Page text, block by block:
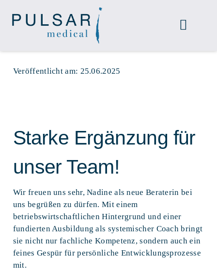
Inhalt
Toggle
kontakt
Veröffentlicht am: 25.06.2025
Starke Ergänzung für
unser Team!
Wir freuen uns sehr, Nadine als neue Beraterin bei
uns begrüßen zu dürfen. Mit einem
betriebswirtschaftlichen Hintergrund und einer
fundierten Ausbildung als systemischer Coach bringt
sie nicht nur fachliche Kompetenz, sondern auch ein
feines Gespür für persönliche Entwicklungsprozesse
mit.